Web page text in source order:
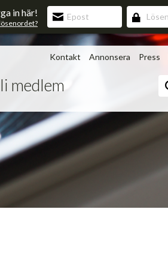
in här!
Kontakt Annonsera Press
medlem
3.0
Förmåner